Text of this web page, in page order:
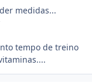
medidas...
tempo de treino